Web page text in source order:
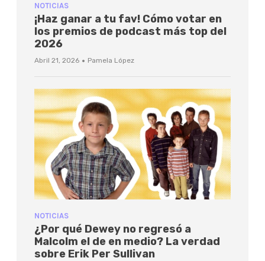
NOTICIAS
¡Haz ganar a tu fav! Cómo votar en
los premios de podcast más top del
2026
Abril 21, 2026 · Pamela López
NOTICIAS
¿Por qué Dewey no regresó a
Malcolm el de en medio? La verdad
sobre Erik Per Sullivan